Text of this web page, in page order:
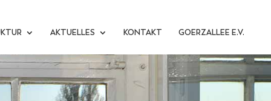
AKTUELLES KONTAKT GOERZALLEE E.V.